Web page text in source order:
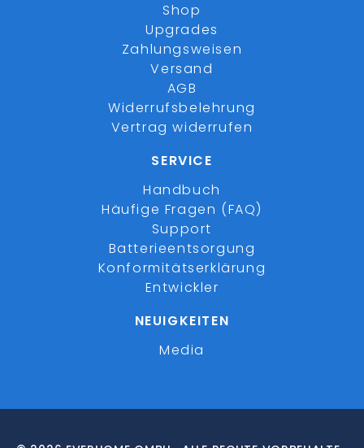
Shop
Upgrades
Zahlungsweisen
Versand
AGB
Widerrufsbelehrung
Vertrag widerrufen
SERVICE
Handbuch
Häufige Fragen (FAQ)
Support
Batterieentsorgung
Konformitätserklärung
Entwickler
NEUIGKEITEN
Media